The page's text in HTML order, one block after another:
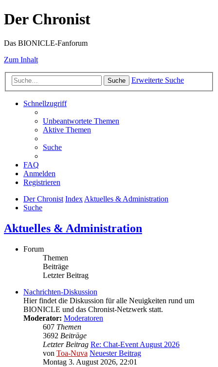
Der Chronist
Das BIONICLE-Fanforum
Zum Inhalt
Suche Erweiterte Suche
Schnellzugriff
Unbeantwortete Themen
Aktive Themen
Suche
FAQ
Anmelden
Registrieren
Der Chronist IndexAktuelles & Administration
Suche
Aktuelles & Administration
Forum
Themen
Beiträge
Letzter Beitrag
Nachrichten-Diskussion
Hier findet die Diskussion für alle Neuigkeiten rund um
BIONICLE und das Chronist-Netzwerk statt.
Moderator: Moderatoren
607 Themen
3692 Beiträge
Letzter Beitrag Re: Chat-Event August 2026
von Toa-Nuva Neuester Beitrag
Montag 3. August 2026, 22:01